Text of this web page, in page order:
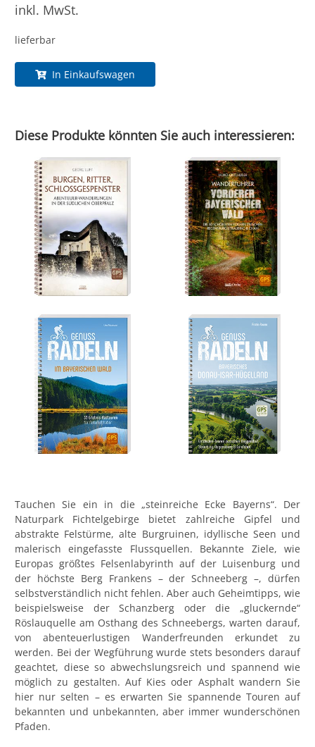
inkl. MwSt.
lieferbar
In Einkaufswagen
Diese Produkte könnten Sie auch interessieren:
Tauchen Sie ein in die „steinreiche Ecke Bayerns“. Der
Naturpark Fichtelgebirge bietet zahlreiche Gipfel und
abstrakte Felstürme, alte Burgruinen, idyllische Seen und
malerisch eingefasste Flussquellen. Bekannte Ziele, wie
Europas größtes Felsenlabyrinth auf der Luisenburg und
der höchste Berg Frankens – der Schneeberg –, dürfen
selbstverständlich nicht fehlen. Aber auch Geheimtipps, wie
beispielsweise der Schanzberg oder die „gluckernde“
Röslauquelle am Osthang des Schneebergs, warten darauf,
von abenteuerlustigen Wanderfreunden erkundet zu
werden. Bei der Wegführung wurde stets besonders darauf
geachtet, diese so abwechslungsreich und spannend wie
möglich zu gestalten. Auf Kies oder Asphalt wandern Sie
hier nur selten – es erwarten Sie spannende Touren auf
bekannten und unbekannten, aber immer wunderschönen
Pfaden.